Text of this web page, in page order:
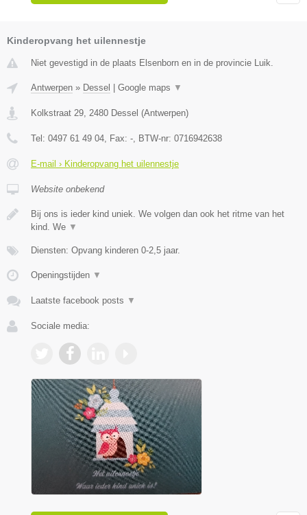
Kinderopvang het uilennestje
Niet gevestigd in de plaats Elsenborn en in de provincie Luik.
Antwerpen » Dessel | Google maps ▼
Kolkstraat 29 2480 Dessel (Antwerpen)
Tel: 0497 61 49 04 , Fax: - , BTW-nr: 0716942638
E-mail › Kinderopvang het uilennestje
Website onbekend
Bij ons is ieder kind uniek. We volgen dan ook het ritme van het
kind. We ▼
Diensten: Opvang kinderen 0-2,5 jaar.
Openingstijden ▼
Laatste facebook posts ▼
Sociale media: